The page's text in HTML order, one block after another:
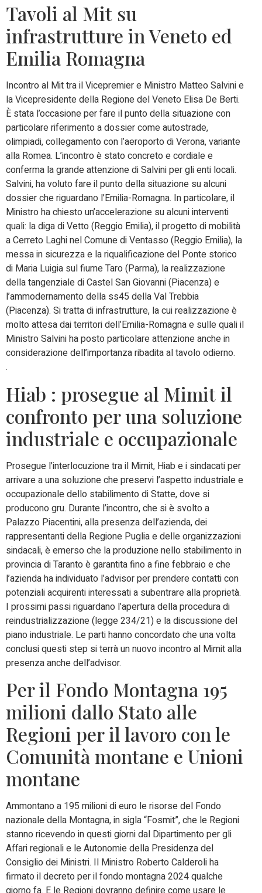
Tavoli al Mit su
infrastrutture in Veneto ed
Emilia Romagna
Incontro al Mit tra il Vicepremier e Ministro Matteo Salvini e
la Vicepresidente della Regione del Veneto Elisa De Berti.
È stata l’occasione per fare il punto della situazione con
particolare riferimento a dossier come autostrade,
olimpiadi, collegamento con l’aeroporto di Verona, variante
alla Romea. L’incontro è stato concreto e cordiale e
conferma la grande attenzione di Salvini per gli enti locali.
Salvini, ha voluto fare il punto della situazione su alcuni
dossier che riguardano l’Emilia-Romagna. In particolare, il
Ministro ha chiesto un’accelerazione su alcuni interventi
quali: la diga di Vetto (Reggio Emilia), il progetto di mobilità
a Cerreto Laghi nel Comune di Ventasso (Reggio Emilia), la
messa in sicurezza e la riqualificazione del Ponte storico
di Maria Luigia sul fiume Taro (Parma), la realizzazione
della tangenziale di Castel San Giovanni (Piacenza) e
l’ammodernamento della ss45 della Val Trebbia
(Piacenza). Si tratta di infrastrutture, la cui realizzazione è
molto attesa dai territori dell’Emilia-Romagna e sulle quali il
Ministro Salvini ha posto particolare attenzione anche in
considerazione dell’importanza ribadita al tavolo odierno.
.
Hiab : prosegue al Mimit il
confronto per una soluzione
industriale e occupazionale
Prosegue l’interlocuzione tra il Mimit, Hiab e i sindacati per
arrivare a una soluzione che preservi l’aspetto industriale e
occupazionale dello stabilimento di Statte, dove si
producono gru. Durante l’incontro, che si è svolto a
Palazzo Piacentini, alla presenza dell’azienda, dei
rappresentanti della Regione Puglia e delle organizzazioni
sindacali, è emerso che la produzione nello stabilimento in
provincia di Taranto è garantita fino a fine febbraio e che
l’azienda ha individuato l’advisor per prendere contatti con
potenziali acquirenti interessati a subentrare alla proprietà.
I prossimi passi riguardano l’apertura della procedura di
reindustrializzazione (legge 234/21) e la discussione del
piano industriale. Le parti hanno concordato che una volta
conclusi questi step si terrà un nuovo incontro al Mimit alla
presenza anche dell’advisor.
Per il Fondo Montagna 195
milioni dallo Stato alle
Regioni per il lavoro con le
Comunità montane e Unioni
montane
Ammontano a 195 milioni di euro le risorse del Fondo
nazionale della Montagna, in sigla “Fosmit”, che le Regioni
stanno ricevendo in questi giorni dal Dipartimento per gli
Affari regionali e le Autonomie della Presidenza del
Consiglio dei Ministri. Il Ministro Roberto Calderoli ha
firmato il decreto per il fondo montagna 2024 qualche